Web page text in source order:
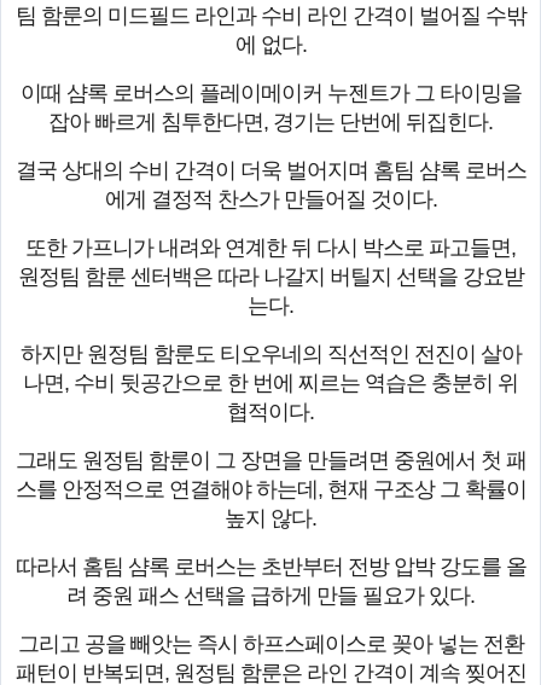
팀 함룬의 미드필드 라인과 수비 라인 간격이 벌어질 수밖
에 없다.
이때 샴록 로버스의 플레이메이커 누젠트가 그 타이밍을
잡아 빠르게 침투한다면, 경기는 단번에 뒤집힌다.
결국 상대의 수비 간격이 더욱 벌어지며 홈팀 샴록 로버스
에게 결정적 찬스가 만들어질 것이다.
또한 가프니가 내려와 연계한 뒤 다시 박스로 파고들면,
원정팀 함룬 센터백은 따라 나갈지 버틸지 선택을 강요받
는다.
하지만 원정팀 함룬도 티오우네의 직선적인 전진이 살아
나면, 수비 뒷공간으로 한 번에 찌르는 역습은 충분히 위
협적이다.
그래도 원정팀 함룬이 그 장면을 만들려면 중원에서 첫 패
스를 안정적으로 연결해야 하는데, 현재 구조상 그 확률이
높지 않다.
따라서 홈팀 샴록 로버스는 초반부터 전방 압박 강도를 올
려 중원 패스 선택을 급하게 만들 필요가 있다.
그리고 공을 빼앗는 즉시 하프스페이스로 꽂아 넣는 전환
패턴이 반복되면, 원정팀 함룬은 라인 간격이 계속 찢어진